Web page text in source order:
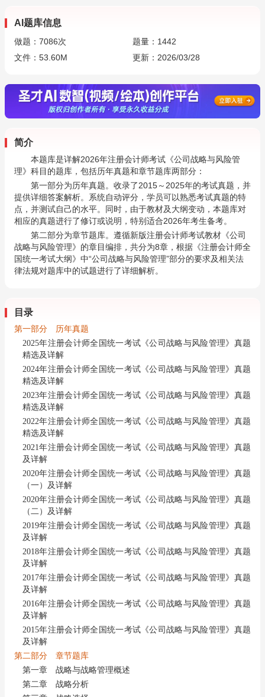
AI题库信息
做题： 7086次
题量：1442
文件：53.60M
更新：2026/03/28
简介
本题库是详解2026年注册会计师考试《公司战略与风险管
理》科目的题库，包括历年真题和章节题库两部分：
第一部分为历年真题。收录了2015～2025年的考试真题，并
提供详细答案解析。系统自动评分，学员可以熟悉考试真题的特
点，并测试自己的水平。同时，由于教材及大纲变动，本题库对
相应的真题进行了修订或说明，特别适合2026年考生备考。
第二部分为章节题库。遵循新版注册会计师考试教材《公司
战略与风险管理》的章目编排，共分为8章，根据《注册会计师全
国统一考试大纲》中“公司战略与风险管理”部分的要求及相关法
律法规对题库中的试题进行了详细解析。
目录
第一部分 历年真题
2025年注册会计师全国统一考试《公司战略与风险管理》真题
精选及详解
2024年注册会计师全国统一考试《公司战略与风险管理》真题
精选及详解
2023年注册会计师全国统一考试《公司战略与风险管理》真题
精选及详解
2022年注册会计师全国统一考试《公司战略与风险管理》真题
精选及详解
2021年注册会计师全国统一考试《公司战略与风险管理》真题
及详解
2020年注册会计师全国统一考试《公司战略与风险管理》真题
（一）及详解
2020年注册会计师全国统一考试《公司战略与风险管理》真题
（二）及详解
2019年注册会计师全国统一考试《公司战略与风险管理》真题
及详解
2018年注册会计师全国统一考试《公司战略与风险管理》真题
及详解
2017年注册会计师全国统一考试《公司战略与风险管理》真题
及详解
2016年注册会计师全国统一考试《公司战略与风险管理》真题
及详解
2015年注册会计师全国统一考试《公司战略与风险管理》真题
及详解
第二部分 章节题库
第一章 战略与战略管理概述
第二章 战略分析